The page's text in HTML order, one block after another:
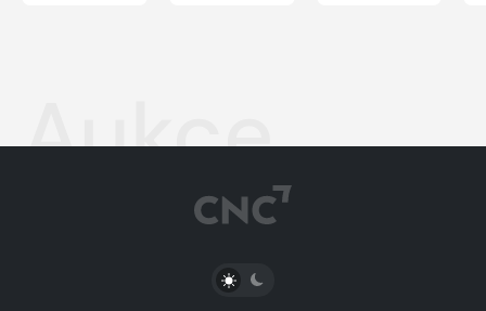
Aukce
PŘEPNOUT SVĚTLÝ/TMAVÝ REŽIM